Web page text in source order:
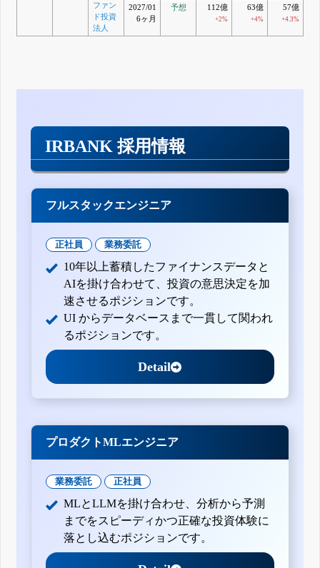
ファン
ド投資
法人
2027/01
6ヶ月
予想 112億
+2%
63億
+4%
57億
+4.3%
IRBANK 採用情報
フルスタックエンジニア
正社員 業務委託
10年以上蓄積したファイナンスデータと
AIを掛け合わせて、投資の意思決定を加
速させるポジションです。
UI からデータベースまで一貫して関われ
るポジションです。
Detail
プロダクトMLエンジニア
業務委託 正社員
MLとLLMを掛け合わせ、分析から予測
までをスピーディかつ正確な投資体験に
落とし込むポジションです。